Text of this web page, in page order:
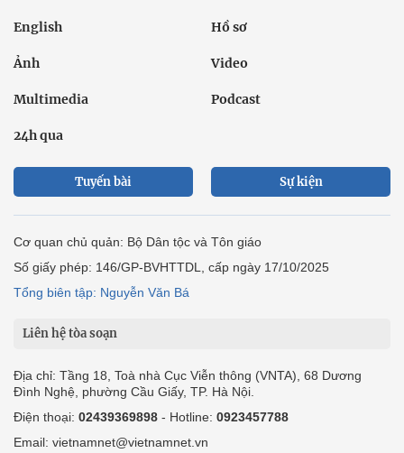
English Hồ sơ
Ảnh Video
Multimedia Podcast
24h qua
Tuyến bài Sự kiện
Cơ quan chủ quản: Bộ Dân tộc và Tôn giáo
Số giấy phép: 146/GP-BVHTTDL, cấp ngày 17/10/2025
Tổng biên tập: Nguyễn Văn Bá
Liên hệ tòa soạn
Địa chỉ: Tầng 18, Toà nhà Cục Viễn thông (VNTA), 68 Dương
Đình Nghệ, phường Cầu Giấy, TP. Hà Nội.
Điện thoại: 02439369898 - Hotline: 0923457788
Email: vietnamnet@vietnamnet.vn